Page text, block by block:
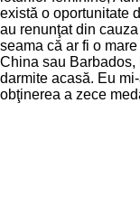
există o oportunitate
au renunţat din
seama că ar fi o
China sau Barbados,
darmite acasă. Eu
obţinerea a zece